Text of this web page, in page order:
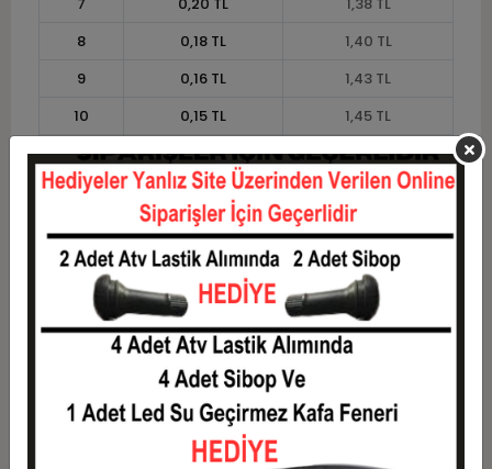
8
0,18 TL
1,40 TL
9
0,16 TL
1,43 TL
10
0,15 TL
1,45 TL
11
0,13 TL
1,46 TL
12
0,12 TL 1,49 TL
Taksit Taksit Tutarı
Toplam Tutar
1
1,20 TL
1,20 TL
0,60 TL
3
0,43 TL
1,28 TL
0,33 TL